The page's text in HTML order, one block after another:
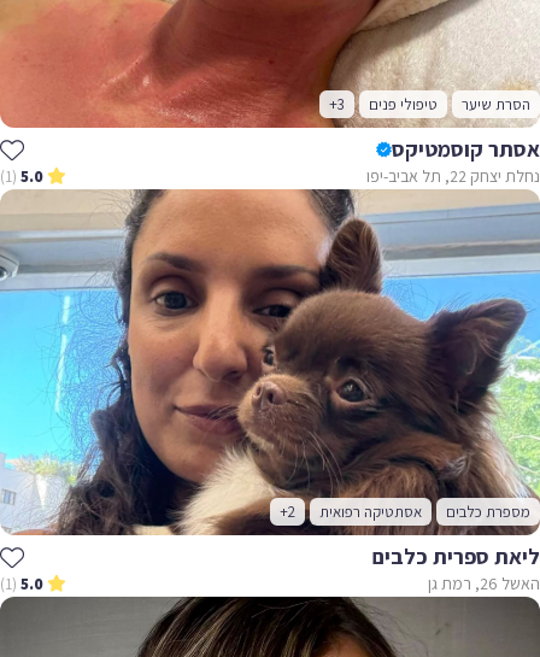
הסרת שיער טיפולי פנים +3
אסתר קוסמטיקס
נחלת יצחק 22, תל אביב-יפו 5.0
(1)
מספרת כלבים אסתטיקה רפואית +2
ליאת ספרית כלבים
האשל 26, רמת גן 5.0
(1)